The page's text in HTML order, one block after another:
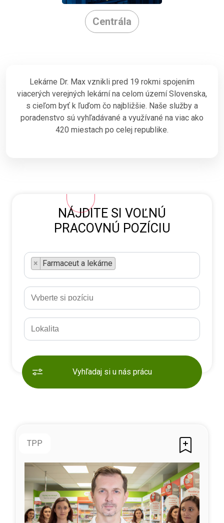
Centrála
Lekárne Dr. Max vznikli pred 19 rokmi spojením
viacerých verejných lekární na celom území Slovenska,
s cieľom byť k ľuďom čo najbližšie. Naše služby a
poradenstvo sú vyhľadávané a využívané na viac ako
420 miestach po celej republike.
NÁJDITE SI VOĽNÚ
PRACOVNÚ POZÍCIU
× Farmaceut a lekárne
Vyhľadaj si u nás prácu
TPP